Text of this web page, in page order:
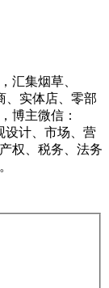
汇集烟草、
、实体店、零部
博主微信：
设计、市场、营
权、税务、法务